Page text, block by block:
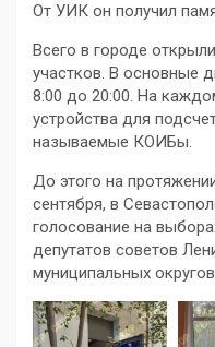
От УИК он получил
Всего в городе
участков. В основные
8:00 до 20:00. На
устройства для
называемые КОИБы.
До этого на
сентября, в
голосование на
депутатов советов
муниципальных